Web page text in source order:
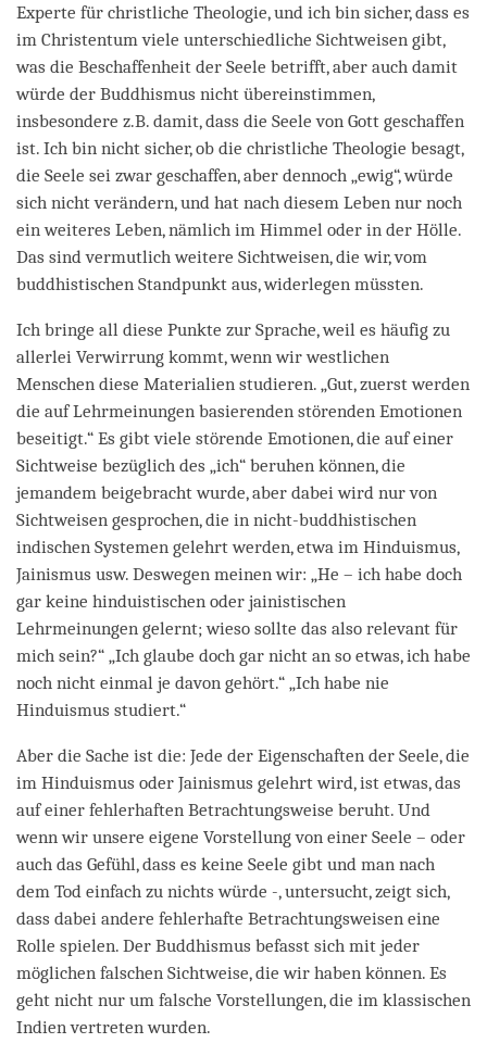
Experte für christliche Theologie, und ich bin sicher, dass es
im Christentum viele unterschiedliche Sichtweisen gibt,
was die Beschaffenheit der Seele betrifft, aber auch damit
würde der Buddhismus nicht übereinstimmen,
insbesondere z.B. damit, dass die Seele von Gott geschaffen
ist. Ich bin nicht sicher, ob die christliche Theologie besagt,
die Seele sei zwar geschaffen, aber dennoch „ewig“, würde
sich nicht verändern, und hat nach diesem Leben nur noch
ein weiteres Leben, nämlich im Himmel oder in der Hölle.
Das sind vermutlich weitere Sichtweisen, die wir, vom
buddhistischen Standpunkt aus, widerlegen müssten.
Ich bringe all diese Punkte zur Sprache, weil es häufig zu
allerlei Verwirrung kommt, wenn wir westlichen
Menschen diese Materialien studieren. „Gut, zuerst werden
die auf Lehrmeinungen basierenden störenden Emotionen
beseitigt.“ Es gibt viele störende Emotionen, die auf einer
Sichtweise bezüglich des „ich“ beruhen können, die
jemandem beigebracht wurde, aber dabei wird nur von
Sichtweisen gesprochen, die in nicht-buddhistischen
indischen Systemen gelehrt werden, etwa im Hinduismus,
Jainismus usw. Deswegen meinen wir: „He – ich habe doch
gar keine hinduistischen oder jainistischen
Lehrmeinungen gelernt; wieso sollte das also relevant für
mich sein?“ „Ich glaube doch gar nicht an so etwas, ich habe
noch nicht einmal je davon gehört.“ „Ich habe nie
Hinduismus studiert.“
Aber die Sache ist die: Jede der Eigenschaften der Seele, die
im Hinduismus oder Jainismus gelehrt wird, ist etwas, das
auf einer fehlerhaften Betrachtungsweise beruht. Und
wenn wir unsere eigene Vorstellung von einer Seele – oder
auch das Gefühl, dass es keine Seele gibt und man nach
dem Tod einfach zu nichts würde -, untersucht, zeigt sich,
dass dabei andere fehlerhafte Betrachtungsweisen eine
Rolle spielen. Der Buddhismus befasst sich mit jeder
möglichen falschen Sichtweise, die wir haben können. Es
geht nicht nur um falsche Vorstellungen, die im klassischen
Indien vertreten wurden.